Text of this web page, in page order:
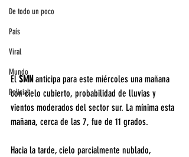
De todo un poco
País
Viral
Mundo
Policial
El SMN anticipa para este miércoles una mañana
con cielo cubierto, probabilidad de lluvias y
vientos moderados del sector sur. La mínima esta
mañana, cerca de las 7, fue de 11 grados.
Hacia la tarde, cielo parcialmente nublado,